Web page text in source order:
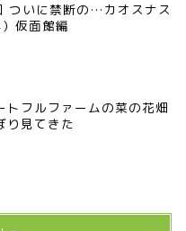
ついに禁断の…カオスナス
仮面館編
トフルファームの菜の花畑
り見てきた
下野市
益子町
イスバックス